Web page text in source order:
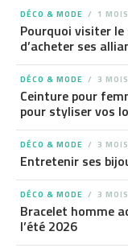
DÉCO & MODE 1
Pourquoi visiter
d’acheter ses
DÉCO & MODE 3
Ceinture pour
pour styliser vos
DÉCO & MODE 3
Entretenir ses
DÉCO & MODE 3
Bracelet homme
l’été 2026